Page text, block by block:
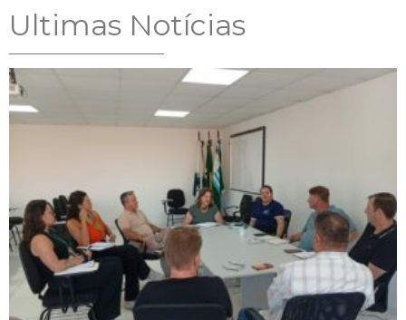
Ultimas Notícias